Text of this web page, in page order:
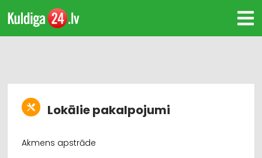
Lokālie pakalpojumi
Akmens apstrāde